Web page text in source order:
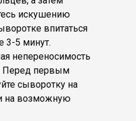
искушению
впитаться
3-5 минут.
непереносимость
Перед первым
сыворотку на
на возможную